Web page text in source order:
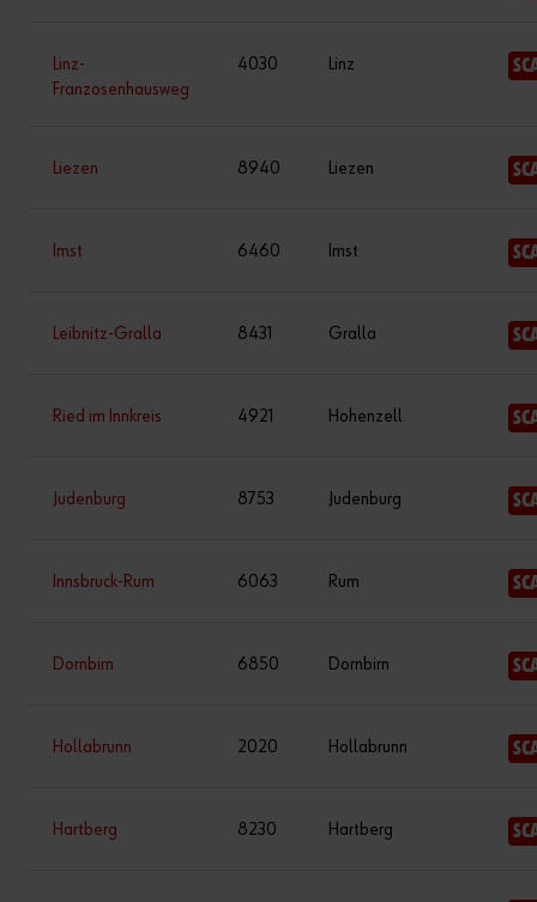
Linz-
Franzosenhausweg
4030 Linz
Liezen 8940 Liezen
Imst 6460 Imst
Leibnitz-Gralla 8431 Gralla
Ried im Innkreis 4921 Hohenzell
Judenburg 8753 Judenburg
Innsbruck-Rum 6063 Rum
Dornbirn 6850 Dornbirn
Hollabrunn 2020 Hollabrunn
Hartberg 8230 Hartberg